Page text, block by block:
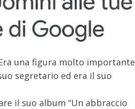
una figura molto importante
segretario ed era il suo
il suo album “Un abbraccio